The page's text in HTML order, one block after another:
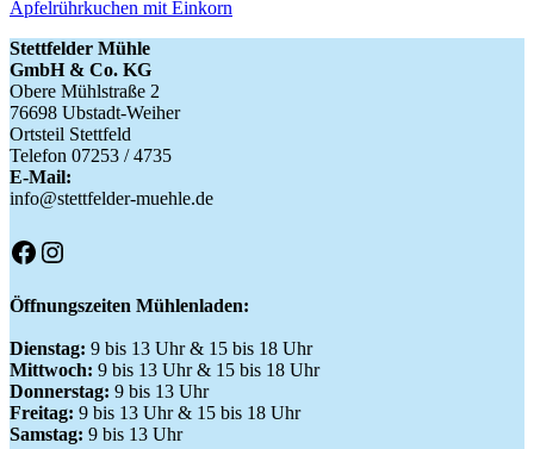
Apfelrührkuchen mit Einkorn
Stettfelder Mühle
GmbH & Co. KG
Obere Mühlstraße 2
76698 Ubstadt-Weiher
Ortsteil Stettfeld
Telefon 07253 / 4735
E-Mail:
info@stettfelder-muehle.de
Facebook
Instagram
Öffnungszeiten Mühlenladen:
Dienstag: 9 bis 13 Uhr & 15 bis 18 Uhr
Mittwoch: 9 bis 13 Uhr & 15 bis 18 Uhr
Donnerstag: 9 bis 13 Uhr
Freitag: 9 bis 13 Uhr & 15 bis 18 Uhr
Samstag: 9 bis 13 Uhr